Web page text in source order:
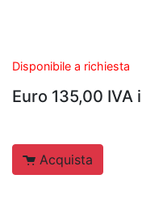
Disponibile a richiesta
Euro 135,00 IVA
Acquista